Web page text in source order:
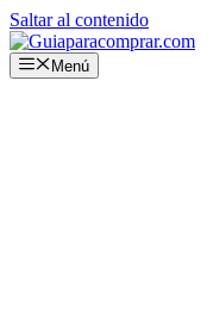
Saltar al contenido
Menú